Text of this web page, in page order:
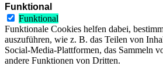
Funktional
Funktional
Funktionale Cookies helfen dabei,
auszuführen, wie z. B. das Teilen von
Social-Media-Plattformen, das Sammeln
andere Funktionen von Dritten.